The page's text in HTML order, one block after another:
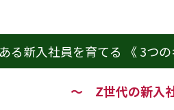
る新入社員を育てる 《 3つの
～ Z世代の新入